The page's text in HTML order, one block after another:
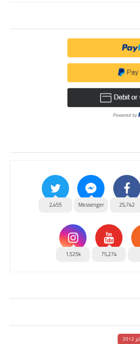
25,742
Messenger
2,455
75,274
1,525k